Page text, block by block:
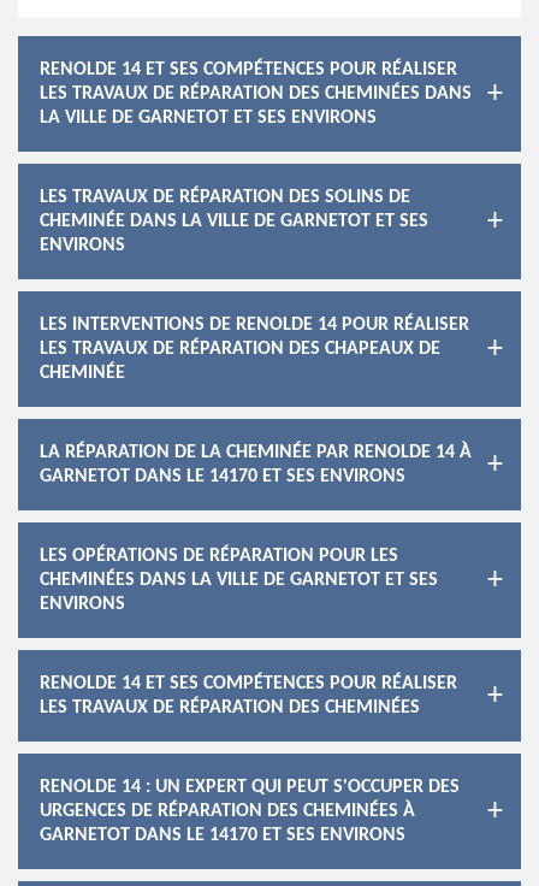
RENOLDE 14 ET SES COMPÉTENCES POUR RÉALISER
LES TRAVAUX DE RÉPARATION DES CHEMINÉES DANS
LA VILLE DE GARNETOT ET SES ENVIRONS
LES TRAVAUX DE RÉPARATION DES SOLINS DE
CHEMINÉE DANS LA VILLE DE GARNETOT ET SES
ENVIRONS
LES INTERVENTIONS DE RENOLDE 14 POUR RÉALISER
LES TRAVAUX DE RÉPARATION DES CHAPEAUX DE
CHEMINÉE
LA RÉPARATION DE LA CHEMINÉE PAR RENOLDE 14 À
GARNETOT DANS LE 14170 ET SES ENVIRONS
LES OPÉRATIONS DE RÉPARATION POUR LES
CHEMINÉES DANS LA VILLE DE GARNETOT ET SES
ENVIRONS
RENOLDE 14 ET SES COMPÉTENCES POUR RÉALISER
LES TRAVAUX DE RÉPARATION DES CHEMINÉES
RENOLDE 14 : UN EXPERT QUI PEUT S'OCCUPER DES
URGENCES DE RÉPARATION DES CHEMINÉES À
GARNETOT DANS LE 14170 ET SES ENVIRONS